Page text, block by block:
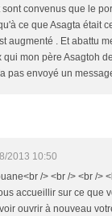
sont convenus que le
ce que Asagta était
augmenté . Et abattu
qui mon père Asagtoh
pas envoyé un
2013 10:50
/> <br /> <br />
accueillir sur ce que
ouvrir à nouveau